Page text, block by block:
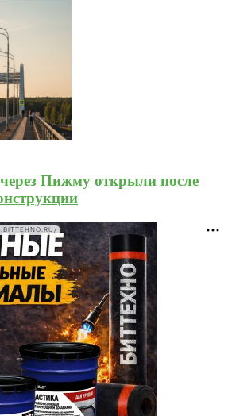
Пижму открыли после